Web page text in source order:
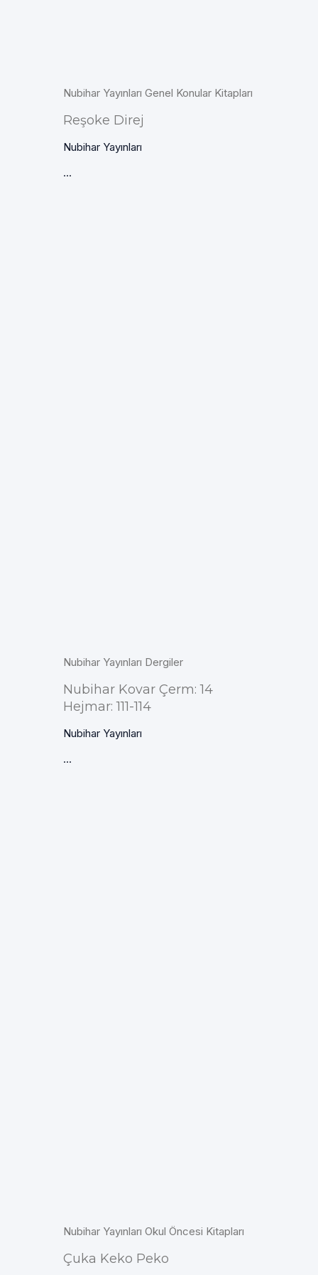
Nubihar Yayınları Genel Konular Kitapları
Reşoke Direj
Nubihar Yayınları
...
Nubihar Yayınları Dergiler
Nubihar Kovar Çerm: 14
Hejmar: 111-114
Nubihar Yayınları
...
Nubihar Yayınları Okul Öncesi Kitapları
Çuka Keko Peko